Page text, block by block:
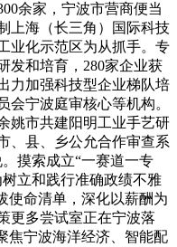
余家，宁波市营商便当
上海（长三角）国际科技
业化示范区为从抓手。专
发和培育，280家企业获
力加强科技型企业梯队培
会宁波庭审核心等机构。
姚市共建阳明工业手艺研
、县、乡公允合作审查系
摸索成立“一赛道一专
立和践行准确政绩不雅
使命清单，深化以薪酬为
更多尝试室正在宁波落
焦宁波海洋经济、智能配